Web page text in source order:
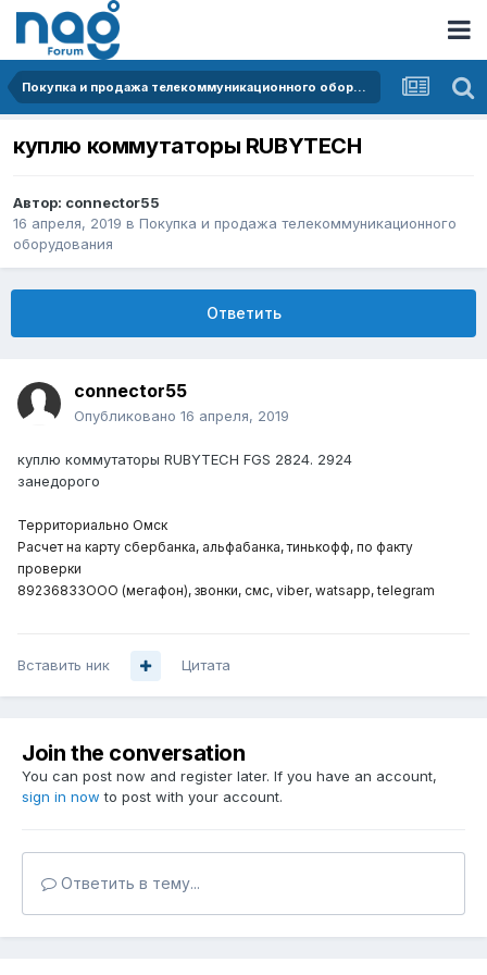
Покупка и продажа телекоммуникационного оборудования
куплю коммутаторы RUBYTECH
Автор: connector55
16 апреля, 2019 в Покупка и продажа телекоммуникационного
оборудования
Ответить
connector55
Опубликовано 16 апреля, 2019
куплю коммутаторы RUBYTECH FGS 2824. 2924
занедорого
Территориально Омск
Расчет на карту сбербанка, альфабанка, тинькофф, по факту
проверки
892З68ЗЗOOO (мегафон), звонки, смс, viber, watsapp,telegram
Вставить ник Цитата
Join the conversation
You can post now and register later. If you have an account,
sign in now to post with your account.
Ответить в тему...